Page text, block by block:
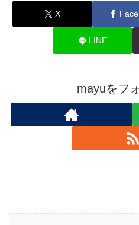
X
LINE
mayuをフ